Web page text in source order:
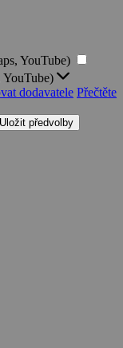
YouTube)
YouTube)
dodavatele Přečtěte
Uložit předvolby